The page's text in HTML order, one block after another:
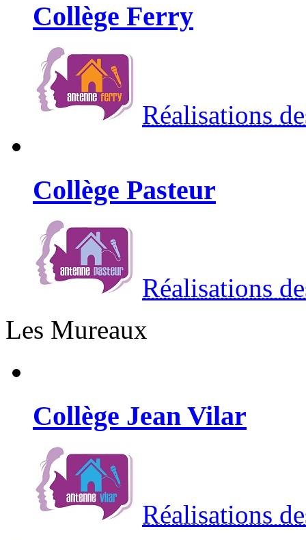
Collège Ferry
Réalisations
Collège Pasteur
Réalisations
Les Mureaux
Collège Jean Vilar
Réalisations